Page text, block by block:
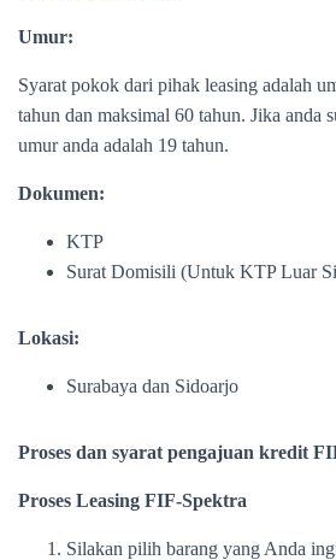
Umur:
Syarat pokok dari pihak leasing adalah
tahun dan maksimal 60 tahun. Jika anda
umur anda adalah 19 tahun.
Dokumen:
KTP
Surat Domisili (Untuk KTP Luar
Lokasi:
Surabaya dan Sidoarjo
Proses dan syarat pengajuan kredit
Proses Leasing FIF-Spektra
Silakan pilih barang yang Anda